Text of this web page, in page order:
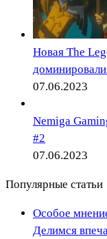
Новая The
07.06.2023
Nemiga
#2
07.06.2023
Популярные статьи
Особое
Делимся